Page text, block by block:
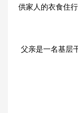
供家人的衣食住
父亲是一名基层